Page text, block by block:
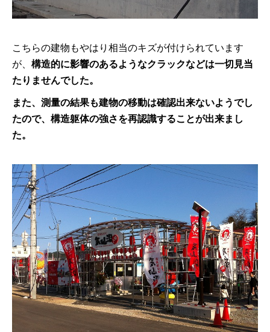
こちらの建物もやはり相当のキズが付けられています
が、 構造的に影響のあるようなクラックなどは一切見当
たりませんでした。
また、測量の結果も建物の移動は確認出来ないようでし
たので、構造躯体の強さを再認識することが出来まし
た。